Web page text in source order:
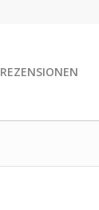
REZENSIONEN